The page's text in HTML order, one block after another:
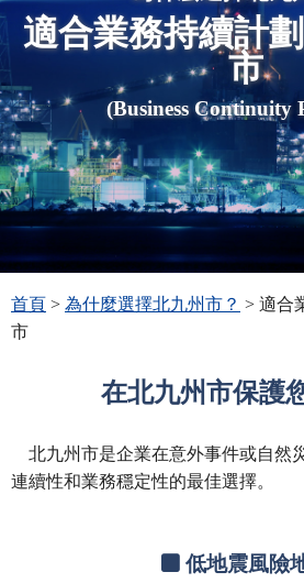
適合業務持續計
市
(Business Continuity
首頁 > 為什麼選擇北九州市？ > 適合
市
在北九州市保護
北九州市是企業在意外事件或自然
連續性和業務穩定性的最佳選擇。
低地震風險